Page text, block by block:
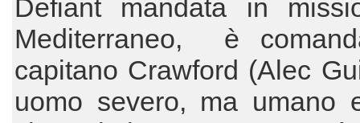
Defiant mandata in
Mediterraneo, è
capitano Crawford (Alec
uomo severo, ma umano